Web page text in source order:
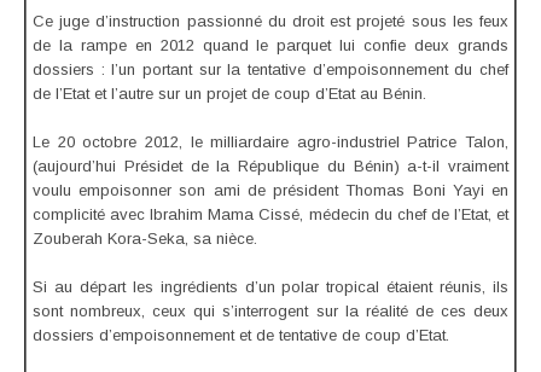
Ce juge d’instruction passionné du droit est projeté sous les feux
de la rampe en 2012 quand le parquet lui confie deux grands
dossiers : l’un portant sur la tentative d’empoisonnement du chef
de l’Etat et l’autre sur un projet de coup d’Etat au Bénin.
Le 20 octobre 2012, le milliardaire agro-industriel Patrice Talon,
(aujourd’hui Présidet de la République du Bénin) a-t-il vraiment
voulu empoisonner son ami de président Thomas Boni Yayi en
complicité avec Ibrahim Mama Cissé, médecin du chef de l’Etat, et
Zouberah Kora-Seka, sa nièce.
Si au départ les ingrédients d’un polar tropical étaient réunis, ils
sont nombreux, ceux qui s’interrogent sur la réalité de ces deux
dossiers d’empoisonnement et de tentative de coup d’Etat.